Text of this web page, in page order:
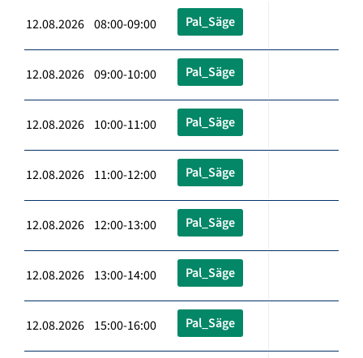
12.08.2026 08:00-09:00 Pal_Säge
12.08.2026 09:00-10:00 Pal_Säge
12.08.2026 10:00-11:00 Pal_Säge
12.08.2026 11:00-12:00 Pal_Säge
12.08.2026 12:00-13:00 Pal_Säge
12.08.2026 13:00-14:00 Pal_Säge
12.08.2026 15:00-16:00 Pal_Säge